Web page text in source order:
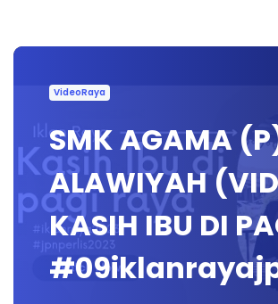
VideoRaya
SMK AGAMA
ALAWIYAH
KASIH IBU DI